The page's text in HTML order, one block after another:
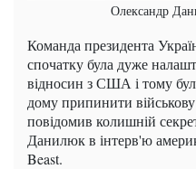
Олександр
Команда президента
спочатку була дуже
відносин з США і тому
дому припинити
повідомив колишній
Данилюк в інтерв'ю
Beast.